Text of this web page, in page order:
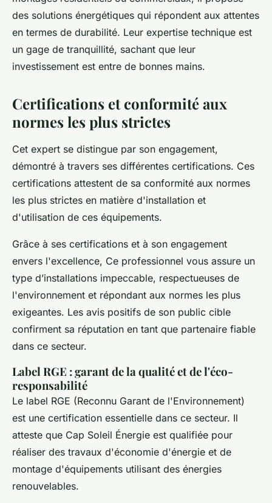
des solutions énergétiques qui répondent aux attentes
en termes de durabilité. Leur expertise technique est
un gage de tranquillité, sachant que leur
investissement est entre de bonnes mains.
Certifications et conformité aux
normes les plus strictes
Cet expert se distingue par son engagement,
démontré à travers ses différentes certifications. Ces
certifications attestent de sa conformité aux normes
les plus strictes en matière d'installation et
d'utilisation de ces équipements.
Grâce à ses certifications et à son engagement
envers l'excellence, Ce professionnel vous assure un
type d’installations impeccable, respectueuses de
l'environnement et répondant aux normes les plus
exigeantes. Les avis positifs de son public cible
confirment sa réputation en tant que partenaire fiable
dans ce secteur.
Label RGE : garant de la qualité et de l'éco-
responsabilité
Le label RGE (Reconnu Garant de l'Environnement)
est une certification essentielle dans ce secteur. Il
atteste que Cap Soleil Énergie est qualifiée pour
réaliser des travaux d'économie d'énergie et de
montage d'équipements utilisant des énergies
renouvelables.